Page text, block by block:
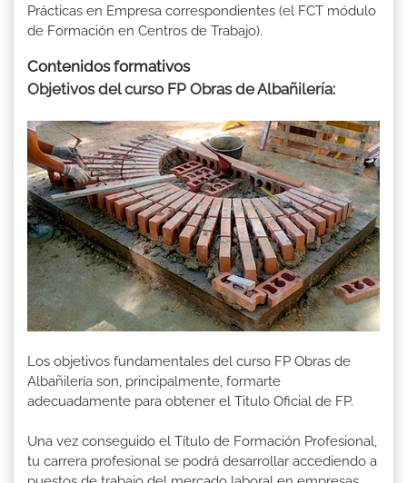
Prácticas en Empresa correspondientes (el FCT módulo
de Formación en Centros de Trabajo).
Contenidos formativos
Objetivos del curso FP Obras de Albañilería:
Los objetivos fundamentales del curso FP Obras de
Albañilería son, principalmente, formarte
adecuadamente para obtener el Titulo Oficial de FP.
Una vez conseguido el Título de Formación Profesional,
tu carrera profesional se podrá desarrollar accediendo a